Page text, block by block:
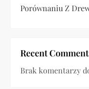
Porównaniu Z
Recent
Brak komentarzy